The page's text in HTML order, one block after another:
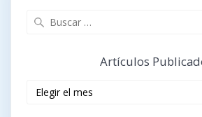
Artículos